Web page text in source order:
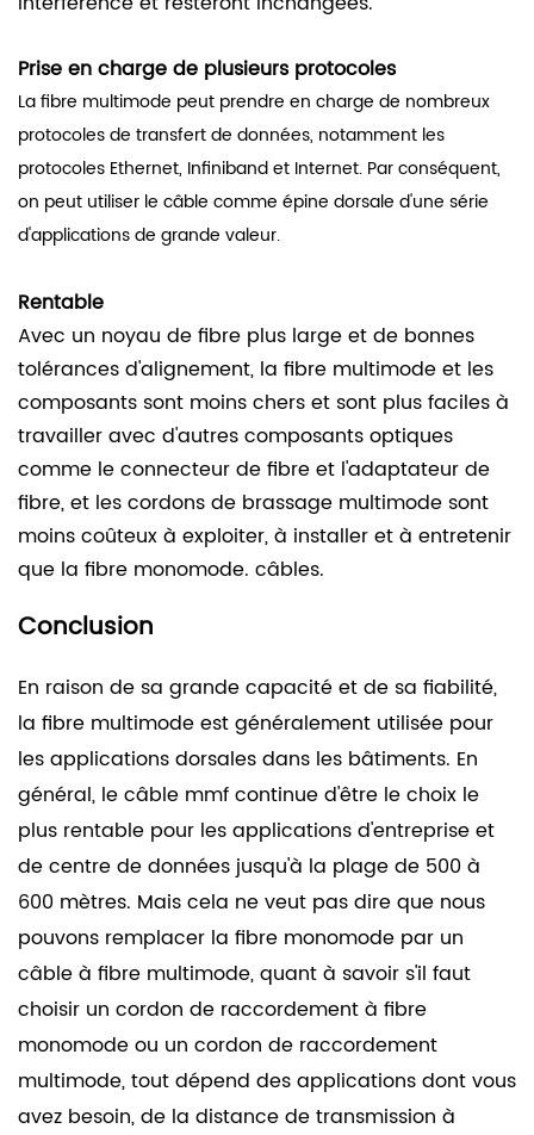
Prise en charge de plusieurs protocoles
La fibre multimode peut prendre en charge de nombreux
protocoles de transfert de données, notamment les
protocoles Ethernet, Infiniband et Internet. Par conséquent,
on peut utiliser le câble comme épine dorsale d'une série
d'applications de grande valeur.
Rentable
Avec un noyau de fibre plus large et de bonnes
tolérances d'alignement, la fibre multimode et les
composants sont moins chers et sont plus faciles à
travailler avec d'autres composants optiques
comme le connecteur de fibre et l'adaptateur de
fibre, et les cordons de brassage multimode sont
moins coûteux à exploiter, à installer et à entretenir
que la fibre monomode. câbles.
Conclusion
En raison de sa grande capacité et de sa fiabilité,
la fibre multimode est généralement utilisée pour
les applications dorsales dans les bâtiments. En
général, le câble mmf continue d'être le choix le
plus rentable pour les applications d'entreprise et
de centre de données jusqu'à la plage de 500 à
600 mètres. Mais cela ne veut pas dire que nous
pouvons remplacer la fibre monomode par un
câble à fibre multimode, quant à savoir s'il faut
choisir un cordon de raccordement à fibre
monomode ou un cordon de raccordement
multimode, tout dépend des applications dont vous
avez besoin, de la distance de transmission à